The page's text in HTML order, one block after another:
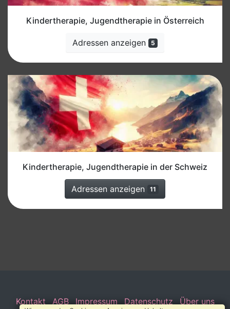
Kindertherapie, Jugendtherapie in Österreich
Adressen anzeigen 5
Kindertherapie, Jugendtherapie in der Schweiz
Adressen anzeigen 11
Kontakt AGB Impressum Datenschutz Über uns